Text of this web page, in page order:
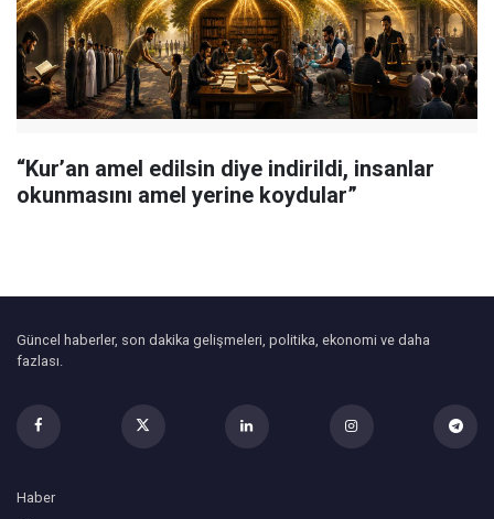
“Kur’an amel edilsin diye indirildi, insanlar
okunmasını amel yerine koydular”
Güncel haberler, son dakika gelişmeleri, politika, ekonomi ve daha
fazlası.
Haber